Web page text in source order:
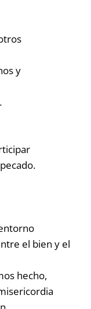
y
el bien y el
hecho,